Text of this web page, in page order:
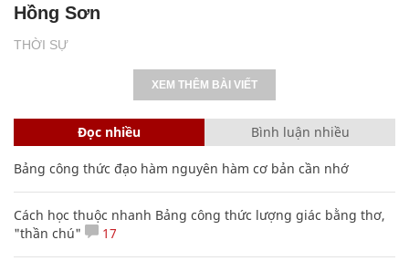
THỜI SỰ
Hồng Sơn
XEM THÊM BÀI VIẾT
Đọc nhiều Bình luận nhiều
Bảng công thức đạo hàm nguyên hàm cơ bản cần nhớ
Cách học thuộc nhanh Bảng công thức lượng giác bằng thơ,
"thần chú"
17